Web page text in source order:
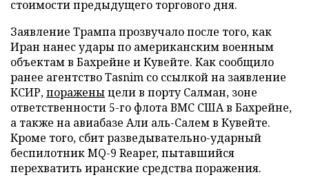
стоимости предыдущего торгового дня.
Заявление Трампа прозвучало после того, как
Иран нанес удары по американским военным
объектам в Бахрейне и Кувейте. Как сообщило
ранее агентство Tasnim со ссылкой на заявление
КСИР,пораженыцели в порту Салман, зоне
ответственности 5-го флота ВМС США в Бахрейне,
а также на авиабазе Али аль-Салем в Кувейте.
Кроме того, сбит разведывательно-ударный
беспилотник MQ-9 Reaper, пытавшийся
перехватить иранские средства поражения.